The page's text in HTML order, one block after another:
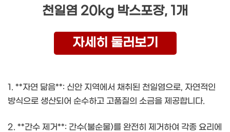
천일염 20kg 박스포장, 1개
자세히 둘러보기
1. **자연 닮음**: 신안 지역에서 채취된 천일염으로, 자연적인
방식으로 생산되어 순수하고 고품질의 소금을 제공합니다.
2. **간수 제거**: 간수(불순물)를 완전히 제거하여 각종 요리에